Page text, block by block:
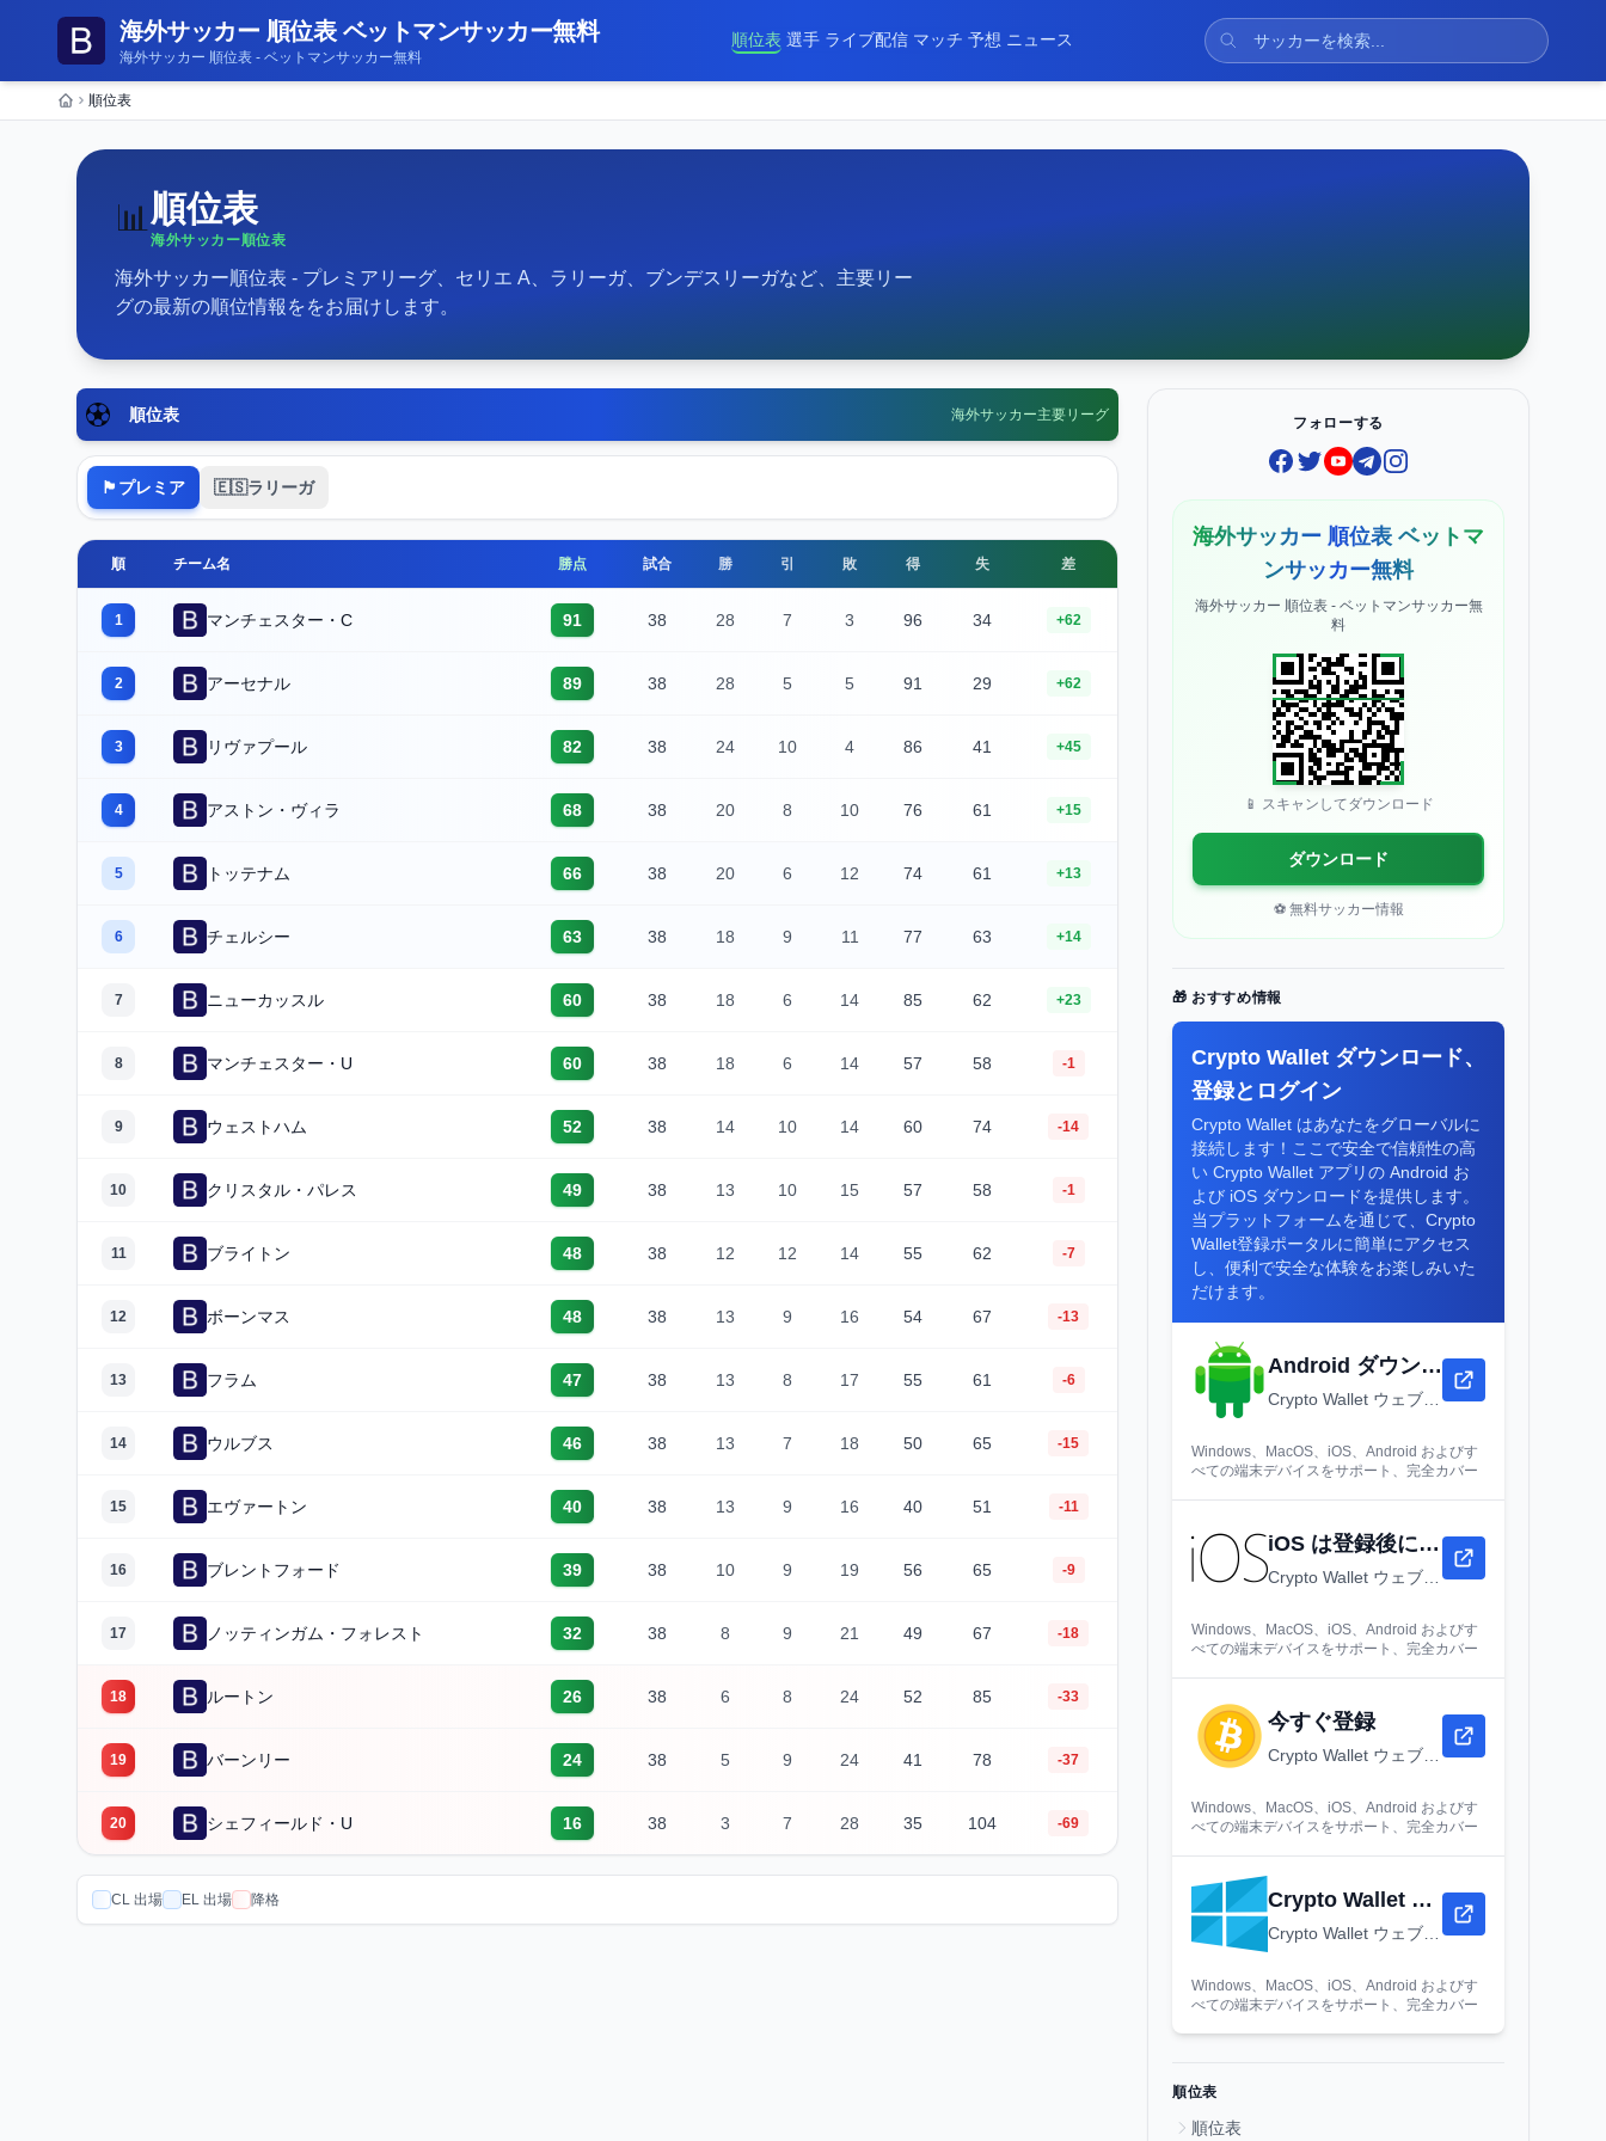
海外サッカー 順位表 ベットマンサッカー無料
海外サッカー 順位表 - ベットマンサッカー無料
順位表 選手 ライブ配信 マッチ 予想 ニュース
ホーム順位表
📊 順位表
海外サッカー順位表
海外サッカー順位表 - プレミアリーグ、セリエ A、ラリーガ、ブンデスリーガなど、主要リー
グの最新の順位情報ををお届けします。
順位表 海外サッカー主要リーグ
🏴󠁧󠁢󠁥󠁮󠁧󠁿プレミア 🇪🇸ラリーガ
順 チーム名 勝点 試合 勝 引 敗 得 失 差
1 マンチェスター・C 91 38 28 7 3 96 34 +62
2 アーセナル 89 38 28 5 5 91 29 +62
3 リヴァプール 82 38 24 10 4 86 41 +45
4 アストン・ヴィラ 68 38 20 8 10 76 61 +15
5 トッテナム 66 38 20 6 12 74 61 +13
6 チェルシー 63 38 18 9 11 77 63 +14
7 ニューカッスル 60 38 18 6 14 85 62 +23
8 マンチェスター・U 60 38 18 6 14 57 58 -1
9 ウェストハム 52 38 14 10 14 60 74 -14
10 クリスタル・パレス 49 38 13 10 15 57 58 -1
11 ブライトン 48 38 12 12 14 55 62 -7
12 ボーンマス 48 38 13 9 16 54 67 -13
13 フラム 47 38 13 8 17 55 61 -6
14 ウルブス 46 38 13 7 18 50 65 -15
15 エヴァートン 40 38 13 9 16 40 51 -11
16 ブレントフォード 39 38 10 9 19 56 65 -9
17 ノッティンガム・フォレスト 32 38 8 9 21 49 67 -18
18 ルートン 26 38 6 8 24 52 85 -33
19 バーンリー 24 38 5 9 24 41 78 -37
20 シェフィールド・U 16 38 3 7 28 35 104 -69
CL 出場 EL 出場 降格
フォローする
Facebook
TwitterYouTube
Telegram
Instagram
海外サッカー 順位表 ベットマ
ンサッカー無料
海外サッカー 順位表 - ベットマンサッカー無
料
📱 スキャンしてダウンロード
ダウンロード
⚽ 無料サッカー情報
🎁 おすすめ情報
Crypto Wallet ダウンロード、
登録とログイン
Crypto Wallet はあなたをグローバルに
接続します！ここで安全で信頼性の高
い Crypto Wallet アプリの Android お
よび iOS ダウンロードを提供します。
当プラットフォームを通じて、Crypto
Wallet登録ポータルに簡単にアクセス
し、便利で安全な体験をお楽しみいた
だけます。
Android ダウンロード
Windows、MacOS、iOS、Android およびす
べての端末デバイスをサポート、完全カバー
iOS は登録後にダウンロードしてください
Windows、MacOS、iOS、Android およびす
べての端末デバイスをサポート、完全カバー
今すぐ登録
Windows、MacOS、iOS、Android およびす
べての端末デバイスをサポート、完全カバー
Crypto Wallet バックアップ URL
Windows、MacOS、iOS、Android およびす
べての端末デバイスをサポート、完全カバー
順位表
順位表